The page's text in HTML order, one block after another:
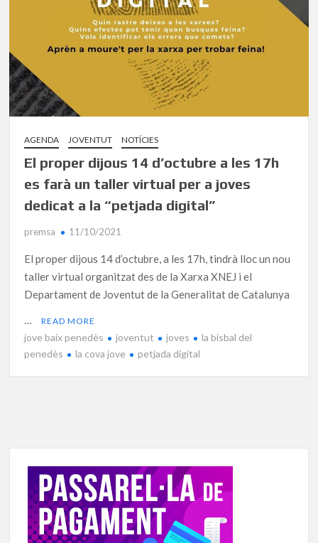
AGENDA JOVENTUT NOTÍCIES
El proper dijous 14 d’octubre a les 17h
es farà un taller virtual per a joves
dedicat a la “petjada digital”
premsa 11/10/2021
El proper dijous 14 d’octubre, a les 17h, tindrà lloc un nou
taller virtual organitzat des de la Xarxa XNEJ i el
Departament de Joventut de la Generalitat de Catalunya
…
READ MORE
jove baix penedès joventut joves
la bisbal del
penedès
la cova jove petjada digital